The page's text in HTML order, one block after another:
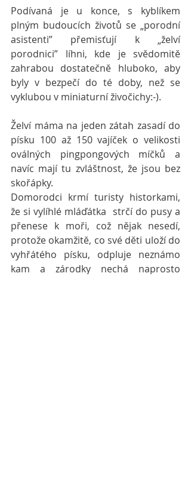
Podívaná je u konce, s kyblíkem
plným budoucích životů se „porodní
asistenti” přemisťují k „želví
porodnici” líhni, kde je svědomitě
zahrabou dostatečně hluboko, aby
byly v bezpečí do té doby, než se
vyklubou v miniaturní živočichy:-).
Želví máma na jeden zátah zasadí do
písku 100 až 150 vajíček o velikosti
oválných pingpongových míčků a
navíc mají tu zvláštnost, že jsou bez
skořápky.
Domorodci krmí turisty historkami,
že si vylíhlé mláďátka  strčí do pusy a
přenese k moři, což nějak nesedí,
protože okamžitě, co své děti uloží do
vyhřátého písku, odpluje neznámo
kam a zárodky nechá naprosto